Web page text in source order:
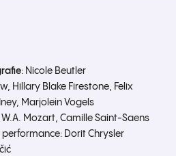
: Nicole Beutler
Hillary Blake Firestone, Felix
Marjolein Vogels
Mozart, Camille Saint-Saens
performance: Dorit Chrysler